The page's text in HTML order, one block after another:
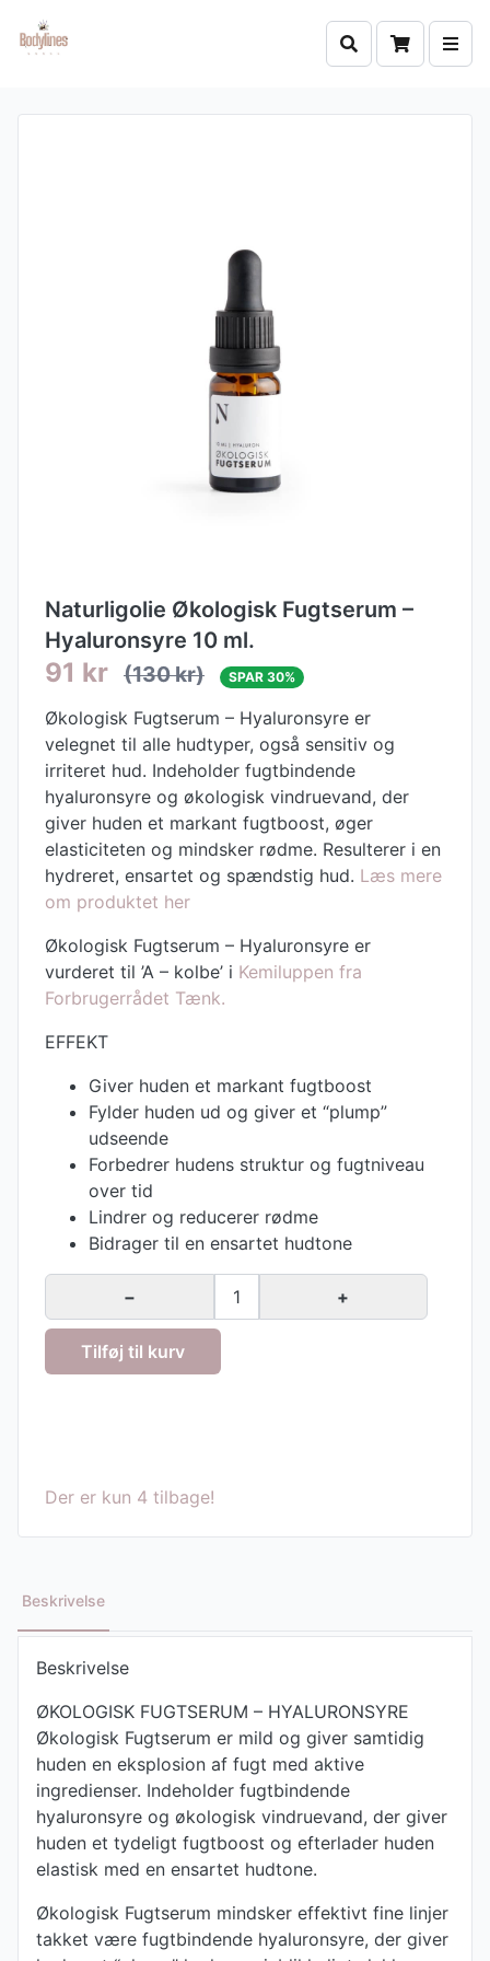
Naturligolie Økologisk Fugtserum –
Hyaluronsyre 10 ml.
91 kr (130 kr) SPAR 30%
Økologisk Fugtserum – Hyaluronsyre er
velegnet til alle hudtyper, også sensitiv og
irriteret hud. Indeholder fugtbindende
hyaluronsyre og økologisk vindruevand, der
giver huden et markant fugtboost, øger
elasticiteten og mindsker rødme. Resulterer i en
hydreret, ensartet og spændstig hud. Læs mere
om produktet her
Økologisk Fugtserum – Hyaluronsyre er
vurderet til ’A – kolbe’ i Kemiluppen fra
Forbrugerrådet Tænk.
EFFEKT
Giver huden et markant fugtboost
Fylder huden ud og giver et “plump”
udseende
Forbedrer hudens struktur og fugtniveau
over tid
Lindrer og reducerer rødme
Bidrager til en ensartet hudtone
− 1 +
Tilføj til kurv
Der er kun 4 tilbage!
Beskrivelse
Beskrivelse
ØKOLOGISK FUGTSERUM – HYALURONSYRE
Økologisk Fugtserum er mild og giver samtidig
huden en eksplosion af fugt med aktive
ingredienser. Indeholder fugtbindende
hyaluronsyre og økologisk vindruevand, der giver
huden et tydeligt fugtboost og efterlader huden
elastisk med en ensartet hudtone.
Økologisk Fugtserum mindsker effektivt fine linjer
takket være fugtbindende hyaluronsyre, der giver